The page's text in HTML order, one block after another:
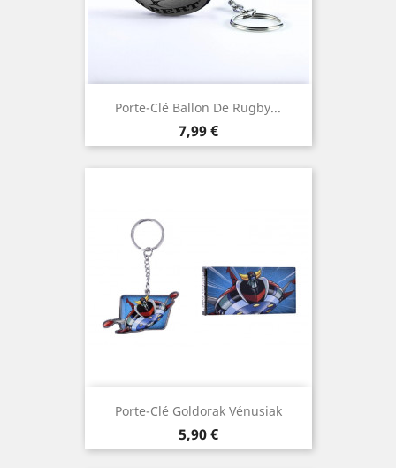
Porte-Clé Ballon De Rugby...
Prix
7,99 €
Porte-Clé Goldorak Vénusiak
Prix
5,90 €